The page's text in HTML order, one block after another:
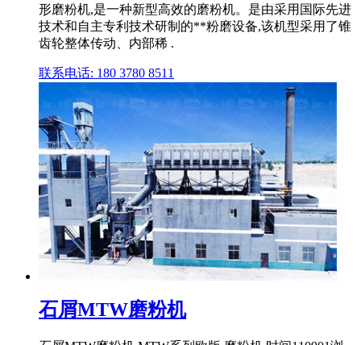
形磨粉机,是一种新型高效的磨粉机。是由采用国际先进
技术和自主专利技术研制的**粉磨设备,该机型采用了锥
齿轮整体传动、内部稀 .
联系电话: 180 3780 8511
石屑MTW磨粉机